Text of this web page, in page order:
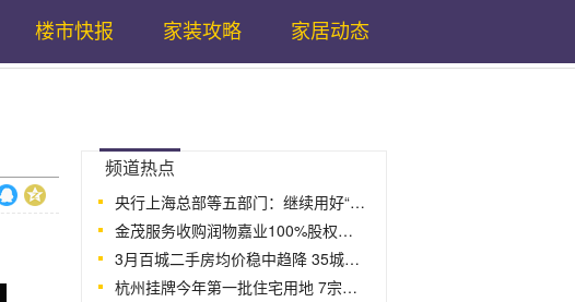
楼市快报 家装攻略 家居动态
频道热点
央行上海总部等五部门：继续用好“第二支
金茂服务收购润物嘉业100%股权，高质量发
3月百城二手房均价稳中趋降 35城房贷利
杭州挂牌今年第一批住宅用地 7宗地块起